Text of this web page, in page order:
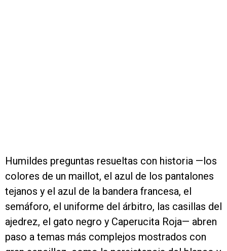
Humildes preguntas resueltas con historia —los
colores de un maillot, el azul de los pantalones
tejanos y el azul de la bandera francesa, el
semáforo, el uniforme del árbitro, las casillas del
ajedrez, el gato negro y Caperucita Roja— abren
paso a temas más complejos mostrados con